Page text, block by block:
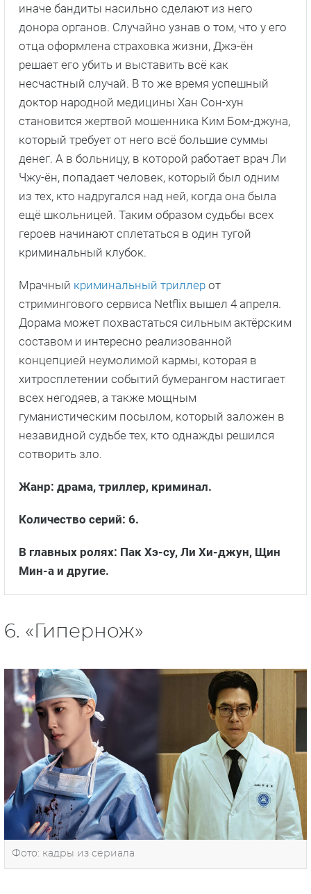
иначе бандиты насильно сделают из него
донора органов. Случайно узнав о том, что у его
отца оформлена страховка жизни, Джэ-ён
решает его убить и выставить всё как
несчастный случай. В то же время успешный
доктор народной медицины Хан Сон-хун
становится жертвой мошенника Ким Бом-джуна,
который требует от него всё большие суммы
денег. А в больницу, в которой работает врач Ли
Чжу-ён, попадает человек, который был одним
из тех, кто надругался над ней, когда она была
ещё школьницей. Таким образом судьбы всех
героев начинают сплетаться в один тугой
криминальный клубок.
Мрачный криминальный триллер от
стримингового сервиса Netflix вышел 4 апреля.
Дорама может похвастаться сильным актёрским
составом и интересно реализованной
концепцией неумолимой кармы, которая в
хитросплетении событий бумерангом настигает
всех негодяев, а также мощным
гуманистическим посылом, который заложен в
незавидной судьбе тех, кто однажды решился
сотворить зло.
Жанр: драма, триллер, криминал.
Количество серий: 6.
В главных ролях: Пак Хэ-су, Ли Хи-джун, Щин
Мин-а и другие.
6. «Гипернож»
Фото: кадры из сериала